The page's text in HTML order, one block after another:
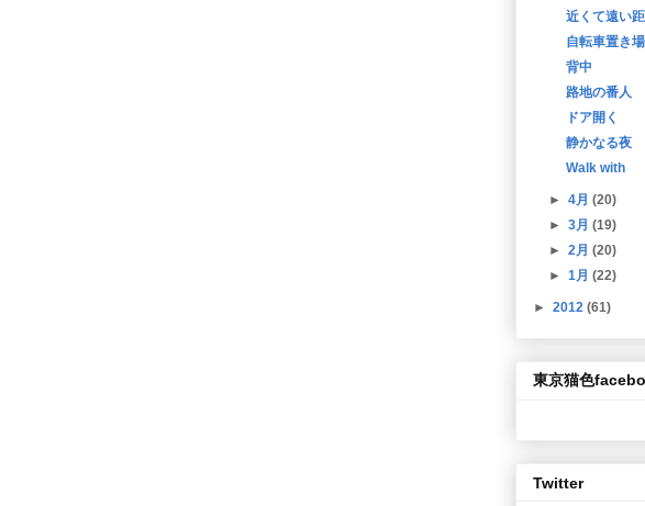
近くて遠い
自転車置き
背中
路地の番人
ドア開く
静かなる夜
Walk with
►4月(20)
►3月(19)
►2月(20)
►1月(22)
► 2012 (61)
東京猫色
Twitter